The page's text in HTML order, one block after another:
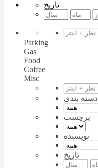
تاریخ
Parking
Gas
Food
Coffee
Misc
دسته بندی
برچسب
نویسنده
تاریخ